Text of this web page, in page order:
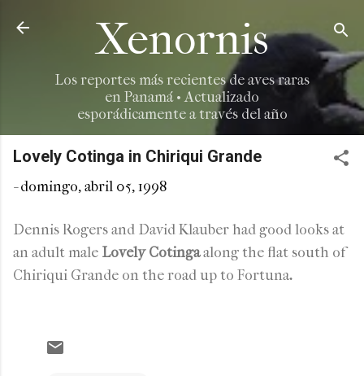
Ir al contenido principal
Xenornis
Los reportes más recientes de aves raras
en Panamá • Actualizado
esporádicamente a través del año
Lovely Cotinga in Chiriqui Grande
-domingo, abril 05, 1998
Dennis Rogers and David Klauber had good looks at
an adult male Lovely Cotingaalong the flat south of
Chiriqui Grande on the road up to Fortuna.